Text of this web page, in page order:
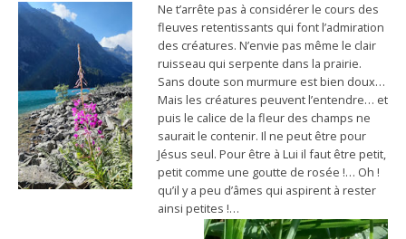
Ne t’arrête pas à considérer le cours des
fleuves retentissants qui font l’admiration
des créatures. N’envie pas même le clair
ruisseau qui serpente dans la prairie.
Sans doute son murmure est bien doux…
Mais les créatures peuvent l’entendre… et
puis le calice de la fleur des champs ne
saurait le contenir. Il ne peut être pour
Jésus seul. Pour être à Lui il faut être petit,
petit comme une goutte de rosée !… Oh !
qu’il y a peu d’âmes qui aspirent à rester
ainsi petites !…